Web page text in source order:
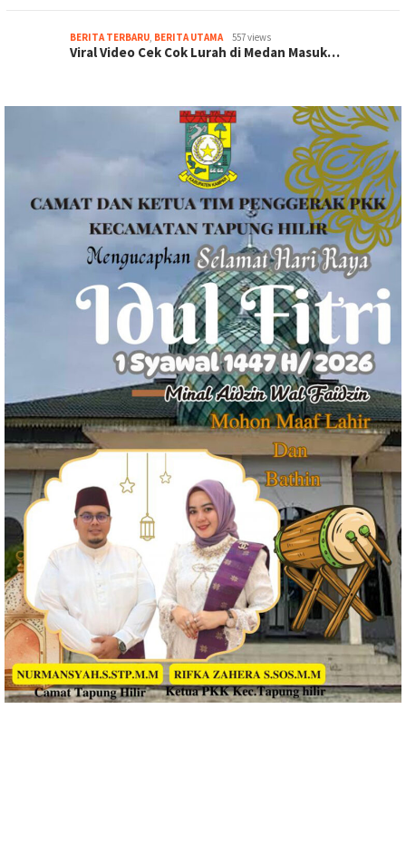
BERITA TERBARU, BERITA UTAMA 557 views
Viral Video Cek Cok Lurah di Medan Masuk…